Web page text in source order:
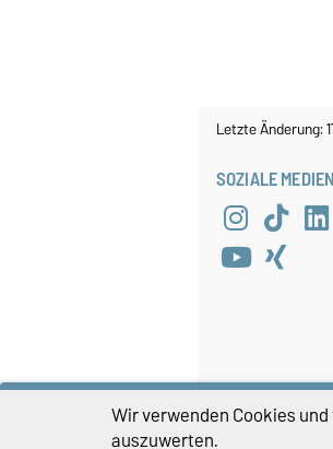
Letzte Änderung:
SOZIALE MEDIEN
Wir verwenden Cookies
auszuwerten.